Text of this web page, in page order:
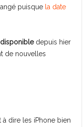
puisque la date
disponibledepuis hier
de nouvelles
à dire les iPhone bien